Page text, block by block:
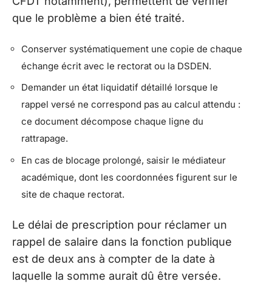
que le problème a bien été traité.
Conserver systématiquement une copie de chaque
échange écrit avec le rectorat ou la DSDEN.
Demander un état liquidatif détaillé lorsque le
rappel versé ne correspond pas au calcul attendu :
ce document décompose chaque ligne du
rattrapage.
En cas de blocage prolongé, saisir le médiateur
académique, dont les coordonnées figurent sur le
site de chaque rectorat.
Le délai de prescription pour réclamer un
rappel de salaire dans la fonction publique
est de deux ans à compter de la date à
laquelle la somme aurait dû être versée.